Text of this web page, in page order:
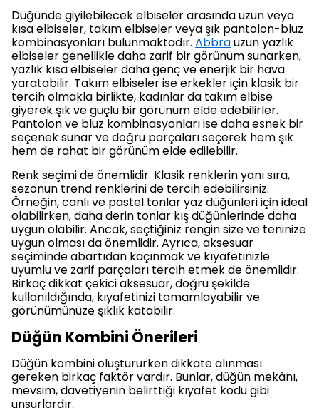
Düğünde giyilebilecek elbiseler arasında uzun veya
kısa elbiseler, takım elbiseler veya şık pantolon-bluz
kombinasyonları bulunmaktadır. Abbrauzun yazlık
elbiseler genellikle daha zarif bir görünüm sunarken,
yazlık kısa elbiseler daha genç ve enerjik bir hava
yaratabilir. Takım elbiseler ise erkekler için klasik bir
tercih olmakla birlikte, kadınlar da takım elbise
giyerek şık ve güçlü bir görünüm elde edebilirler.
Pantolon ve bluz kombinasyonları ise daha esnek bir
seçenek sunar ve doğru parçaları seçerek hem şık
hem de rahat bir görünüm elde edilebilir.
Renk seçimi de önemlidir. Klasik renklerin yanı sıra,
sezonun trend renklerini de tercih edebilirsiniz.
Örneğin, canlı ve pastel tonlar yaz düğünleri için ideal
olabilirken, daha derin tonlar kış düğünlerinde daha
uygun olabilir. Ancak, seçtiğiniz rengin size ve teninize
uygun olması da önemlidir. Ayrıca, aksesuar
seçiminde abartıdan kaçınmak ve kıyafetinizle
uyumlu ve zarif parçaları tercih etmek de önemlidir.
Birkaç dikkat çekici aksesuar, doğru şekilde
kullanıldığında, kıyafetinizi tamamlayabilir ve
görünümünüze şıklık katabilir.
Düğün Kombini Önerileri
Düğün kombini oluştururken dikkate alınması
gereken birkaç faktör vardır. Bunlar, düğün mekânı,
mevsim, davetiyenin belirttiği kıyafet kodu gibi
unsurlardır.